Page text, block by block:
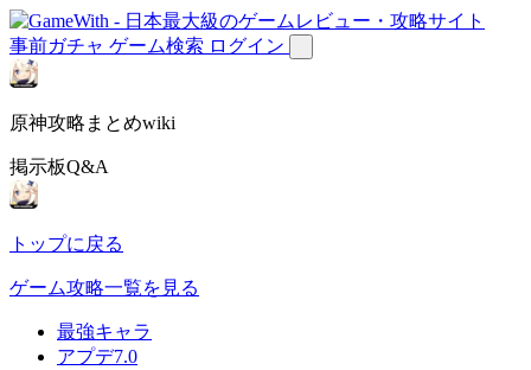
事前ガチャ ゲーム検索 ログイン
原神攻略まとめwiki
掲示板Q&A
トップに戻る
ゲーム攻略一覧を見る
最強キャラ
アプデ7.0